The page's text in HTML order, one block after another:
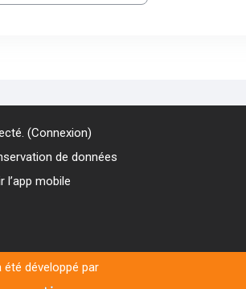
(Connexion)
de données
l’app mobile
été développé par